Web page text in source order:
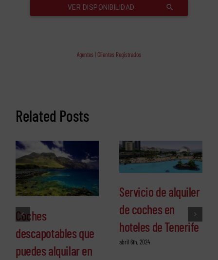
Agentes | Clientes Registrados
Related Posts
Coches
descapotables que
puedes alquilar en
Servicio de alquiler
de coches en
hoteles de Tenerife
abril 6th, 2024